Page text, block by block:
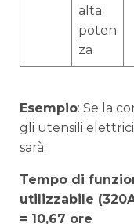
alta
poten
za
Esempio: Se la
gli utensili
sarà:
Tempo di
utilizzabile
= 10,67 ore